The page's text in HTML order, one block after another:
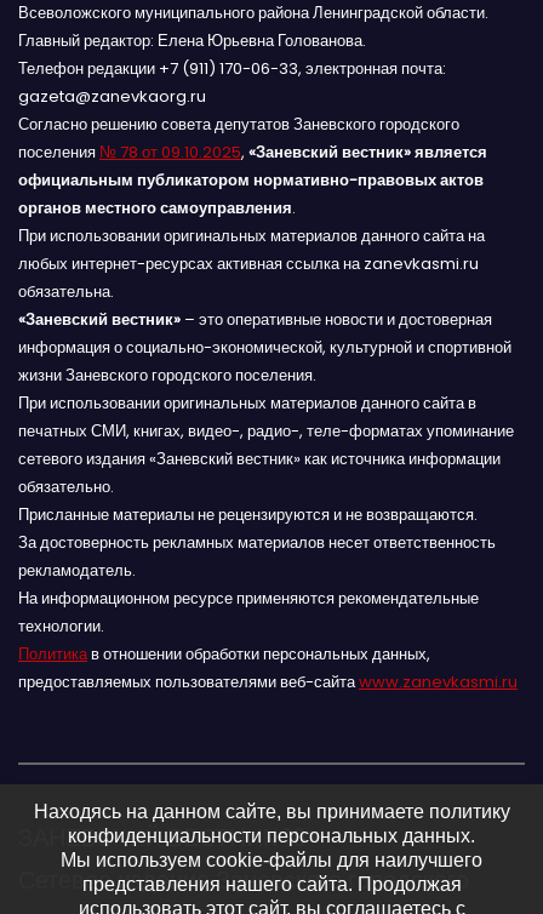
Всеволожского муниципального района Ленинградской области.
Главный редактор: Елена Юрьевна Голованова.
Телефон редакции +7 (911) 170-06-33, электронная почта:
gazeta@zanevkaorg.ru
Согласно решению совета депутатов Заневского городского
поселения № 78 от 09.10.2025, «Заневский вестник» является
официальным публикатором нормативно-правовых актов
органов местного самоуправления.
При использовании оригинальных материалов данного сайта на
любых интернет-ресурсах активная ссылка на zanevkasmi.ru
обязательна.
«Заневский вестник» – это оперативные новости и достоверная
информация о социально-экономической, культурной и спортивной
жизни Заневского городского поселения.
При использовании оригинальных материалов данного сайта в
печатных СМИ, книгах, видео-, радио-, теле-форматах упоминание
сетевого издания «Заневский вестник» как источника информации
обязательно.
Присланные материалы не рецензируются и не возвращаются.
За достоверность рекламных материалов несет ответственность
рекламодатель.
На информационном ресурсе применяются рекомендательные
технологии.
Политикав отношении обработки персональных данных,
предоставляемых пользователями веб-сайтаwww.zanevkasmi.ru
ЗАНЕВСКИЙ ВЕСТНИК 16+
Сетевое издание Заневского городского
Находясь на данном сайте, вы принимаете политику
конфиденциальности персональных данных.
Мы используем cookie-файлы для наилучшего
представления нашего сайта. Продолжая
использовать этот сайт, вы соглашаетесь с